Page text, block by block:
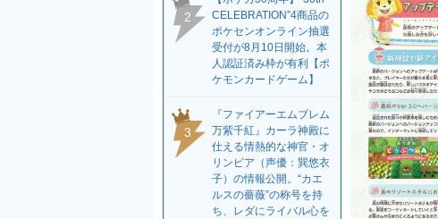
2
CELEBRATION”4商品の
ポケセンオンライン抽選
受付が8月10日開始。本
人認証済み枠が有利【ポ
ケモンカードゲーム】
3
『ファイアーエムブレム
万紫千紅』カーラ神殿に
仕える情熱的な神官・オ
リンピア（声優：巽悠衣
子）の情報公開。“カエ
ルスの薔薇”の称号を持
ち、レダにライバル心を